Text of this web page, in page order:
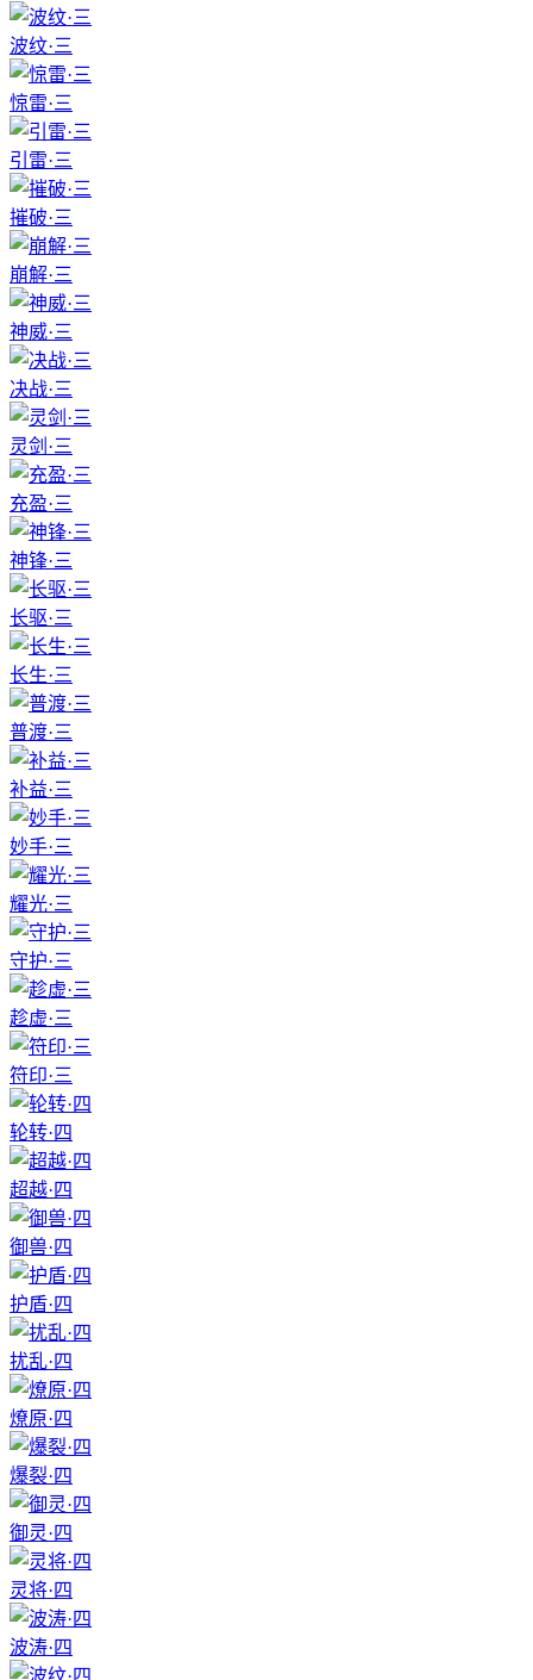
波纹·三
惊雷·三
引雷·三
摧破·三
崩解·三
神威·三
决战·三
灵剑·三
充盈·三
神锋·三
长驱·三
长生·三
普渡·三
补益·三
妙手·三
耀光·三
守护·三
趁虚·三
符印·三
轮转·四
超越·四
御兽·四
护盾·四
扰乱·四
燎原·四
爆裂·四
御灵·四
灵将·四
波涛·四